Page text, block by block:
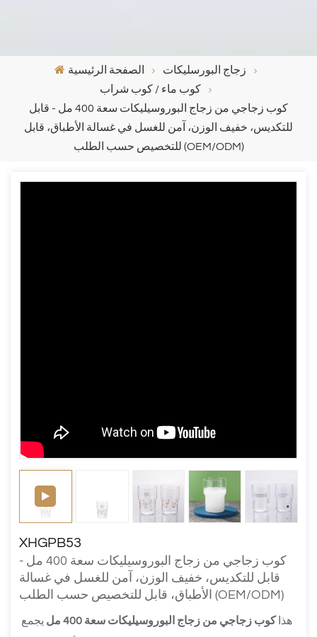
الصفحة الرئيسية
زجاج البورسليكات
كوب ماء / كوب شراب
كوب زجاجي من زجاج البوروسيليكات سعة 400 مل - قابل
للتكديس، خفيف الوزن، آمن للغسل في غسالة الأطباق، قابل
للتخصيص حسب الطلب (OEM/ODM)
XHGPB53
كوب زجاجي من زجاج البوروسيليكات سعة 400 مل -
قابل للتكديس، خفيف الوزن، آمن للغسل في غسالة
الأطباق، قابل للتخصيص حسب الطلب (OEM/ODM)
هذا كوب زجاجي من زجاج البوروسيليكات سعة 400 مل